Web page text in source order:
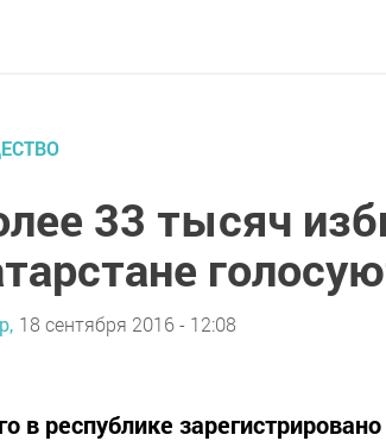
33 тысяч
18 сентября 2016 - 12:08
в республике